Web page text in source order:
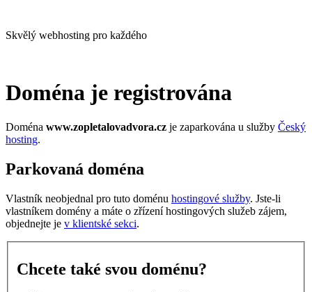
Skvělý webhosting pro každého
Doména je registrována
Doména www.zopletalovadvora.cz je zaparkována u služby Český
hosting.
Parkovaná doména
Vlastník neobjednal pro tuto doménu hostingové služby. Jste-li
vlastníkem domény a máte o zřízení hostingových služeb zájem,
objednejte je v klientské sekci.
Chcete také svou doménu?